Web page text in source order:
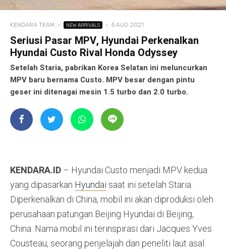
KENDARA TEAM · NEW ARRIVALS · 5 AUG 2021
Seriusi Pasar MPV, Hyundai Perkenalkan
Hyundai Custo Rival Honda Odyssey
Setelah Staria, pabrikan Korea Selatan ini meluncurkan
MPV baru bernama Custo. MPV besar dengan pintu
geser ini ditenagai mesin 1.5 turbo dan 2.0 turbo.
KENDARA.ID – Hyundai Custo menjadi MPV kedua
yang dipasarkan Hyundai saat ini setelah Staria.
Diperkenalkan di China, mobil ini akan diproduksi oleh
perusahaan patungan Beijing Hyundai di Beijing,
China. Nama mobil ini terinspirasi dari Jacques Yves
Cousteau, seorang penjelajah dan peneliti laut asal